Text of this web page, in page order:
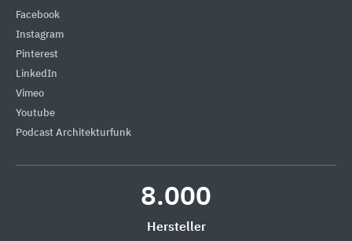
Facebook
Instagram
Pinterest
LinkedIn
Vimeo
Youtube
Podcast Architekturfunk
8.000
Hersteller